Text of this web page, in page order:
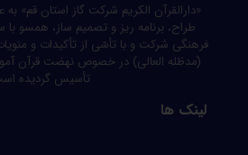
«دارالقرآن الکریم شرکت گاز استان قم»
طراح، برنامه ریز و تصمیم ساز، همسو با
فرهنگی شرکت و با تأسّی از تأکیدات و
(مدظله العالی) در خصوص نهضت قرآن
تأسیس گردیده
لینک ها